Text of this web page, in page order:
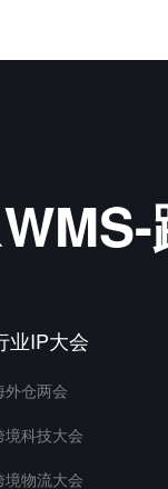
业IP大会
外仓两会
境科技大会
境物流大会